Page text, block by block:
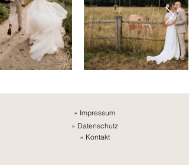
» Impressum
» Datenschutz
» Kontakt